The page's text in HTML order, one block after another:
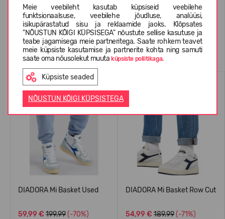
Meie veebileht kasutab küpsiseid veebilehe
funktsionaalsuse, veebilehe jõudluse, analüüsi,
isikupärastatud sisu ja reklaamide jaoks. Klõpsates
"NÕUSTUN KÕIGI KÜPSISEGA" nõustute sellise kasutuse ja
teabe jagamisega meie partneritega. Saate rohkem teavet
meie küpsiste kasutamise ja partnerite kohta ning samuti
saate oma nõusolekut muutaküpsiste poliitikaga.
Küpsiste seaded
NÕUSTUN KÕIGI KÜPSISTEGA
KLIENTIDE ARVUSTUSED (0)
Sarnased tooted
DIADORA Mi Basket Used
59,99 € 199.99 (-70%)
DIADORA Mi Basket Row Cut
54,99 € 189.99 (-71%)